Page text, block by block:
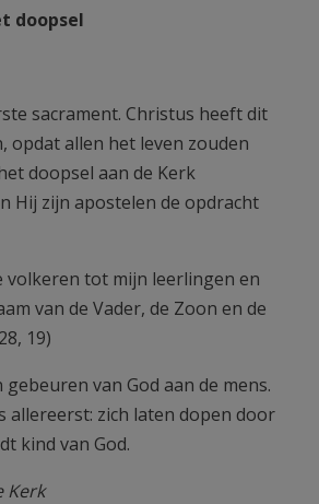
OF REGISTREREN
doopsel
sacrament. Christus heeft dit
opdat allen het leven zouden
doopsel aan de Kerk
Hij zijn apostelen de opdracht
volkeren tot mijn leerlingen en
van de Vader, de Zoon en de
19)
van God aan de mens.
allereerst: zich laten dopen door
kind van God.